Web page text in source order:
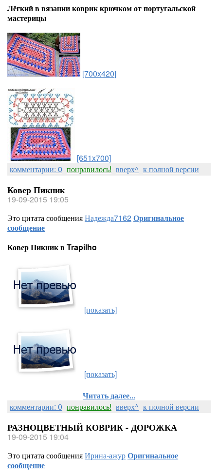
Лёгкий в вязании коврик крючком от португальской
мастерицы
[700x420]
[651x700]
комментарии: 0 понравилось! вверх^ к полной версии
Ковер Пикник
19-09-2015 19:05
Это цитата сообщенияНадежда7162Оригинальное
сообщение
Ковер Пикник в Trapilho
[показать]
[показать]
Читать далее...
комментарии: 0 понравилось! вверх^ к полной версии
РАЗНОЦВЕТНЫЙ КОВРИК - ДОРОЖКА
19-09-2015 19:04
Это цитата сообщенияИрина-ажурОригинальное
сообщение